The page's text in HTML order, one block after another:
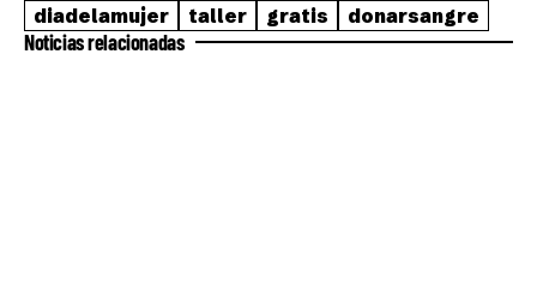
diadelamujer
taller gratis donarsangre
Noticias relacionadas